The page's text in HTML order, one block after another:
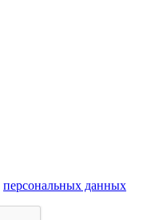
персональных данных